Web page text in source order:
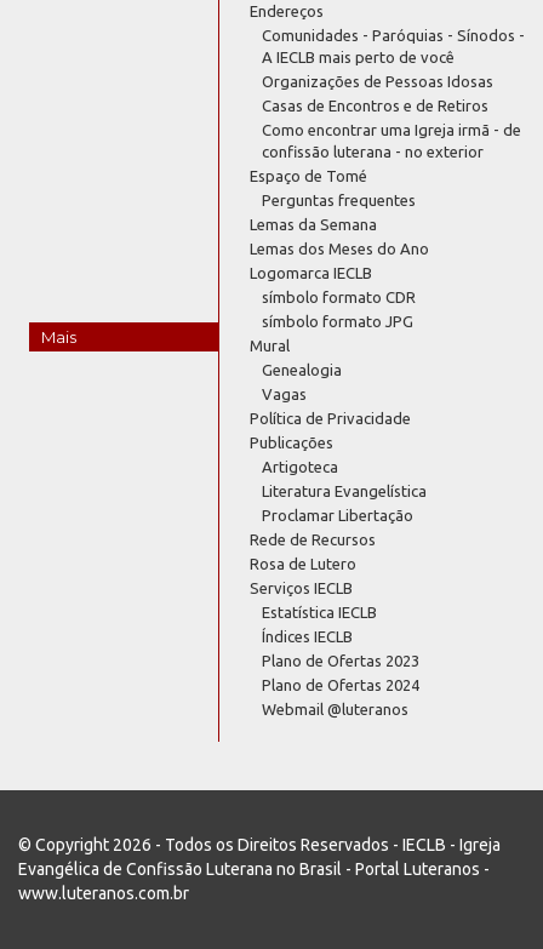
Mais
Endereços
Comunidades - Paróquias - Sínodos -
A IECLB mais perto de você
Organizações de Pessoas Idosas
Casas de Encontros e de Retiros
Como encontrar uma Igreja irmã - de
confissão luterana - no exterior
Espaço de Tomé
Perguntas frequentes
Lemas da Semana
Lemas dos Meses do Ano
Logomarca IECLB
símbolo formato CDR
símbolo formato JPG
Mural
Genealogia
Vagas
Política de Privacidade
Publicações
Artigoteca
Literatura Evangelística
Proclamar Libertação
Rede de Recursos
Rosa de Lutero
Serviços IECLB
Estatística IECLB
Índices IECLB
Plano de Ofertas 2023
Plano de Ofertas 2024
Webmail @luteranos
© Copyright 2026 - Todos os Direitos Reservados - IECLB - Igreja
Evangélica de Confissão Luterana no Brasil - Portal Luteranos -
www.luteranos.com.br